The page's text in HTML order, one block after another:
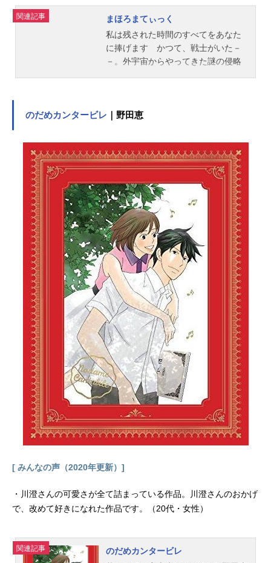
関連記事
まほろまてぃっく
私は残された時間のすべてをあなた
に捧げます かつて、戦士がいた－
－。外宇宙からやってきた謎の侵略
した彼女は、その代償としてある日
分の好きなように生きてみてはどう
かな?」そしてまほろが選んだ残りの
命の使いみちとは……作品名まほろ
まてぃっく放送形態TVアニメスケジ
ュール2001年10月5日（金）～2001
年12月28日（金）BS-iにて話数全12
話キャストまほろ：川澄綾子美里
優：瀧本富士子式条沙織：高田由美
佐倉深雪：菊地由美等々力凛：水野
愛日大江千鶴子：真田アサミスタッ
フ原作：中山文十郎 ぢたま某（「C
OMICガム」ワニブックス刊）監督・
脚本・シリーズ構成：山賀博之キャ
ラクターデザイン・総作画監督：高
村和宏音響監督：岩浪美和音楽：増
田俊郎アニメーション制作：GAINAX
シャフト主題歌OP：「かえりみ
ち」川澄綾子ED：「まほろDEまんぼ
ー」とりおまてぃっく（菊池由美・
水野愛日・真田アサミ）公開開始年
＆季節2001秋アニメ(C)中山・ぢたま
／ワニブックス・まほろば家政婦斡
旋所 「まほろまてぃっく」のグッズ
を探す動画配信情報【PR】※...
のだめカンタービレ ｜野田恵
[ みんなの声（2020年更新）]
・川澄さんの可愛さが全て詰まっている作品。川澄さんのおかげ
で、改めて好きになれた作品です。（20代・女性）
関連記事
のだめカンタービレ